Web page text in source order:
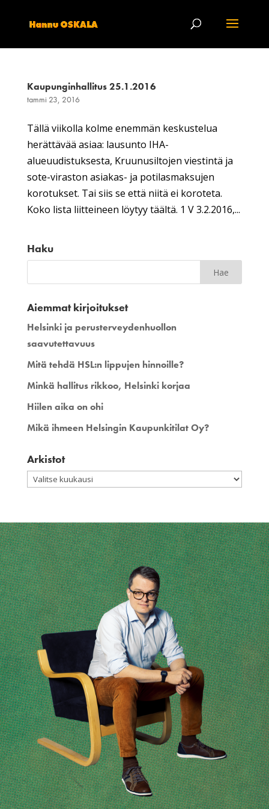
Kaupunginhallitus 25.1.2016
tammi 23, 2016
Tällä viikolla kolme enemmän keskustelua
herättävää asiaa: lausunto IHA-
alueuudistuksesta, Kruunusiltojen viestintä ja
sote-viraston asiakas- ja potilasmaksujen
korotukset. Tai siis se että niitä ei koroteta.
Koko lista liitteineen löytyy täältä. 1 V 3.2.2016,...
Haku
Aiemmat kirjoitukset
Helsinki ja perusterveydenhuollon
saavutettavuus
Mitä tehdä HSL:n lippujen hinnoille?
Minkä hallitus rikkoo, Helsinki korjaa
Hiilen aika on ohi
Mikä ihmeen Helsingin Kaupunkitilat Oy?
Arkistot
Arkistot